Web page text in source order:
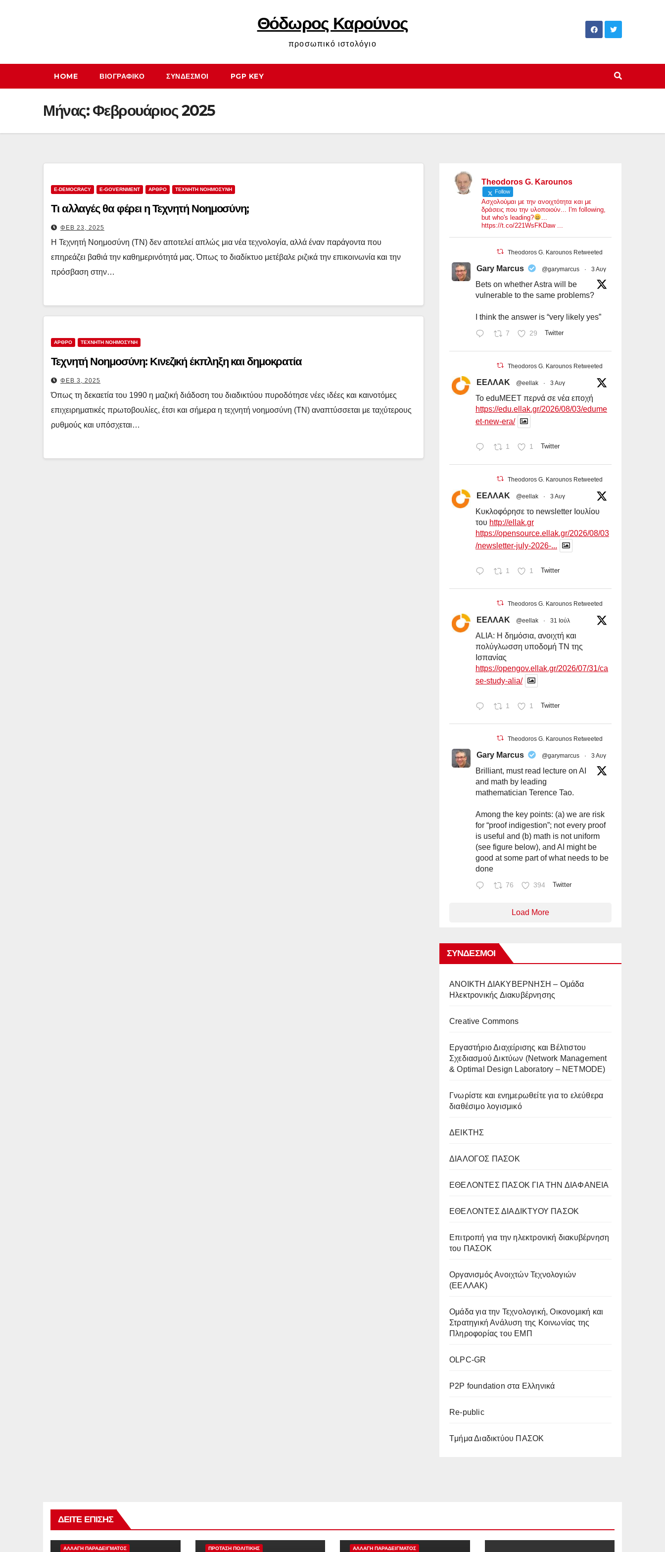
Θόδωρος Καρούνος
προσωπικό ιστολόγιο
HOME ΒΙΟΓΡΑΦΙΚΌ ΣΎΝΔΕΣΜΟΙ PGP KEY
Μήνας:Φεβρουάριος 2025
E-DEMOCRACY E-GOVERNMENT ΑΡΘΡΟ ΤΕΧΝΗΤΗ ΝΟΗΜΟΣΥΝΗ
Τι αλλαγές θα φέρει η Τεχνητή Νοημοσύνη;
ΦΕΒ 23, 2025
Η Τεχνητή Νοημοσύνη (ΤΝ) δεν αποτελεί απλώς μια νέα τεχνολογία, αλλά έναν παράγοντα που
επηρεάζει βαθιά την καθημερινότητά μας. Όπως το διαδίκτυο μετέβαλε ριζικά την επικοινωνία και την
πρόσβαση στην…
ΑΡΘΡΟ ΤΕΧΝΗΤΗ ΝΟΗΜΟΣΥΝΗ
Τεχνητή Νοημοσύνη: Κινεζική έκπληξη και δημοκρατία
ΦΕΒ 3, 2025
Όπως τη δεκαετία του 1990 η μαζική διάδοση του διαδικτύου πυροδότησε νέες ιδέες και καινοτόμες
επιχειρηματικές πρωτοβουλίες, έτσι και σήμερα η τεχνητή νοημοσύνη (ΤΝ) αναπτύσσεται με ταχύτερους
ρυθμούς και υπόσχεται…
Theodoros G. Karounos
Follow
Ασχολούμαι με την ανοιχτότητα και με
δράσεις που την υλοποιούν... I'm following,
but who's leading?
https://t.co/221WsFKDaw ...
Theodoros G. Karounos Retweeted
Gary Marcus @garymarcus · 3 Αυγ
Bets on whether Astra will be
vulnerable to the same problems?
I think the answer is “very likely yes”
7 29 Twitter
Theodoros G. Karounos Retweeted
ΕΕΛΛΑΚ @eellak · 3 Αυγ
Το eduMEET περνά σε νέα εποχή
https://edu.ellak.gr/2026/08/03/edume
et-new-era/
1 1 Twitter
Theodoros G. Karounos Retweeted
ΕΕΛΛΑΚ @eellak · 3 Αυγ
Κυκλοφόρησε το newsletter Ιουλίου
του http://ellak.gr
https://opensource.ellak.gr/2026/08/03
/newsletter-july-2026-...
1 1 Twitter
Theodoros G. Karounos Retweeted
ΕΕΛΛΑΚ @eellak · 31 Ιούλ
ALIA: Η δημόσια, ανοιχτή και
πολύγλωσση υποδομή ΤΝ της
Ισπανίας
https://opengov.ellak.gr/2026/07/31/ca
se-study-alia/
1 1 Twitter
Theodoros G. Karounos Retweeted
Gary Marcus @garymarcus · 3 Αυγ
Brilliant, must read lecture on AI
and math by leading
mathematician Terence Tao.
Among the key points: (a) we are risk
for “proof indigestion”; not every proof
is useful and (b) math is not uniform
(see figure below), and AI might be
good at some part of what needs to be
done
76 394 Twitter
Load More
ΣΎΝΔΕΣΜΟΙ
AΝΟΙΚΤΗ ΔΙΑΚΥΒΕΡΝΗΣΗ – Ομάδα
Ηλεκτρονικής Διακυβέρνησης
Creative Commons
Eργαστήριο Διαχείρισης και Βέλτιστου
Σχεδιασμού Δικτύων (Network Management
& Optimal Design Laboratory – NETMODE)
Γνωρίστε και ενημερωθείτε για το ελεύθερα
διαθέσιμο λογισμικό
ΔΕΙΚΤΗΣ
ΔΙΑΛΟΓΟΣ ΠΑΣΟΚ
ΕΘΕΛΟΝΤΕΣ ΠΑΣΟΚ ΓΙΑ ΤΗΝ ΔΙΑΦΑΝΕΙΑ
ΕΘΕΛΟΝΤΕΣ ΔΙΑΔΙΚΤΥΟΥ ΠΑΣΟΚ
Επιτροπή για την ηλεκτρονική διακυβέρνηση
του ΠΑΣΟΚ
Οργανισμός Ανοιχτών Τεχνολογιών
(ΕΕΛΛΑΚ)
Oμάδα για την Τεχνολογική, Οικονομική και
Στρατηγική Ανάλυση της Κοινωνίας της
Πληροφορίας του ΕΜΠ
OLPC-GR
P2P foundation στα Ελληνικά
Re-public
Tμήμα Διαδικτύου ΠΑΣΟΚ
ΔΕΊΤΕ ΕΠΊΣΗΣ
ΑΛΛΑΓΗ ΠΑΡΑΔΕΙΓΜΑΤΟΣ ΠΡΟΤΑΣΗ ΠΟΛΙΤΙΚΗΣ ΑΛΛΑΓΗ ΠΑΡΑΔΕΙΓΜΑΤΟΣ